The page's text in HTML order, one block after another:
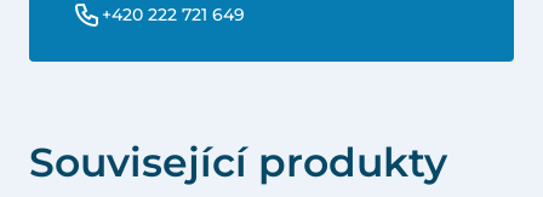
+420 222 721 649
Související produkty